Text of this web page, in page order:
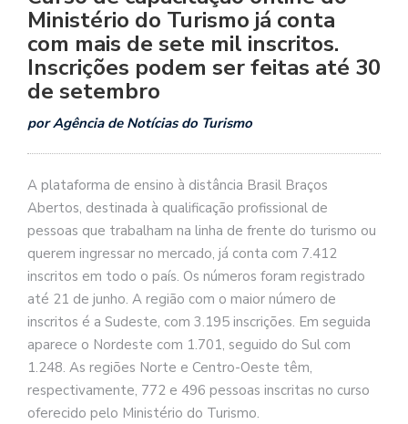
Ministério do Turismo já conta
com mais de sete mil inscritos.
Inscrições podem ser feitas até 30
de setembro
por Agência de Notícias do Turismo
A plataforma de ensino à distância Brasil Braços
Abertos, destinada à qualificação profissional de
pessoas que trabalham na linha de frente do turismo ou
querem ingressar no mercado, já conta com 7.412
inscritos em todo o país. Os números foram registrado
até 21 de junho. A região com o maior número de
inscritos é a Sudeste, com 3.195 inscrições. Em seguida
aparece o Nordeste com 1.701, seguido do Sul com
1.248. As regiões Norte e Centro-Oeste têm,
respectivamente, 772 e 496 pessoas inscritas no curso
oferecido pelo Ministério do Turismo.